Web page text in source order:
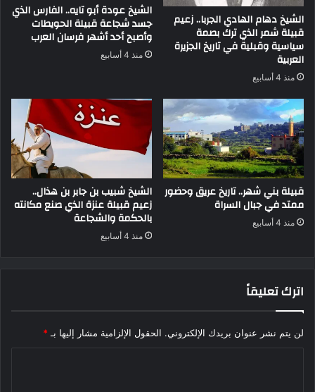
الشيخ دهام الهادي الجربا.. زعيم
قبيلة شمر الذي ترك بصمة
سياسية وقبلية في تاريخ الجزيرة
العربية
منذ 4 أسابيع
الشيخ عودة أبو تايه.. الفارس الذي
جسد شجاعة قبيلة الحويطات
وأصبح أحد أشهر فرسان العرب
منذ 4 أسابيع
قبيلة بني شهر.. تاريخ عريق وحضور
ممتد في جبال السراة
منذ 4 أسابيع
الشيخ شبيب بن جابر بن هذال..
زعيم قبيلة عنزة الذي صنع مكانته
بالحكمة والشجاعة
منذ 4 أسابيع
اترك تعليقاً
لن يتم نشر عنوان بريدك الإلكتروني. الحقول الإلزامية مشار إليها بـ *